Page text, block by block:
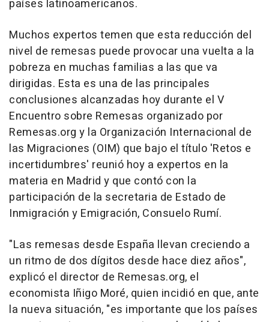
países latinoamericanos.
Muchos expertos temen que esta reducción del
nivel de remesas puede provocar una vuelta a la
pobreza en muchas familias a las que va
dirigidas. Esta es una de las principales
conclusiones alcanzadas hoy durante el V
Encuentro sobre Remesas organizado por
Remesas.org y la Organización Internacional de
las Migraciones (OIM) que bajo el título 'Retos e
incertidumbres' reunió hoy a expertos en la
materia en Madrid y que contó con la
participación de la secretaria de Estado de
Inmigración y Emigración, Consuelo Rumí.
"Las remesas desde España llevan creciendo a
un ritmo de dos dígitos desde hace diez años",
explicó el director de Remesas.org, el
economista Iñigo Moré, quien incidió en que, ante
la nueva situación, "es importante que los países